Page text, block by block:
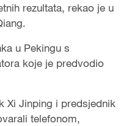
rezultata, rekao je u
u Pekingu s
koje je predvodio
Xi Jinping i predsjednik
telefonom,